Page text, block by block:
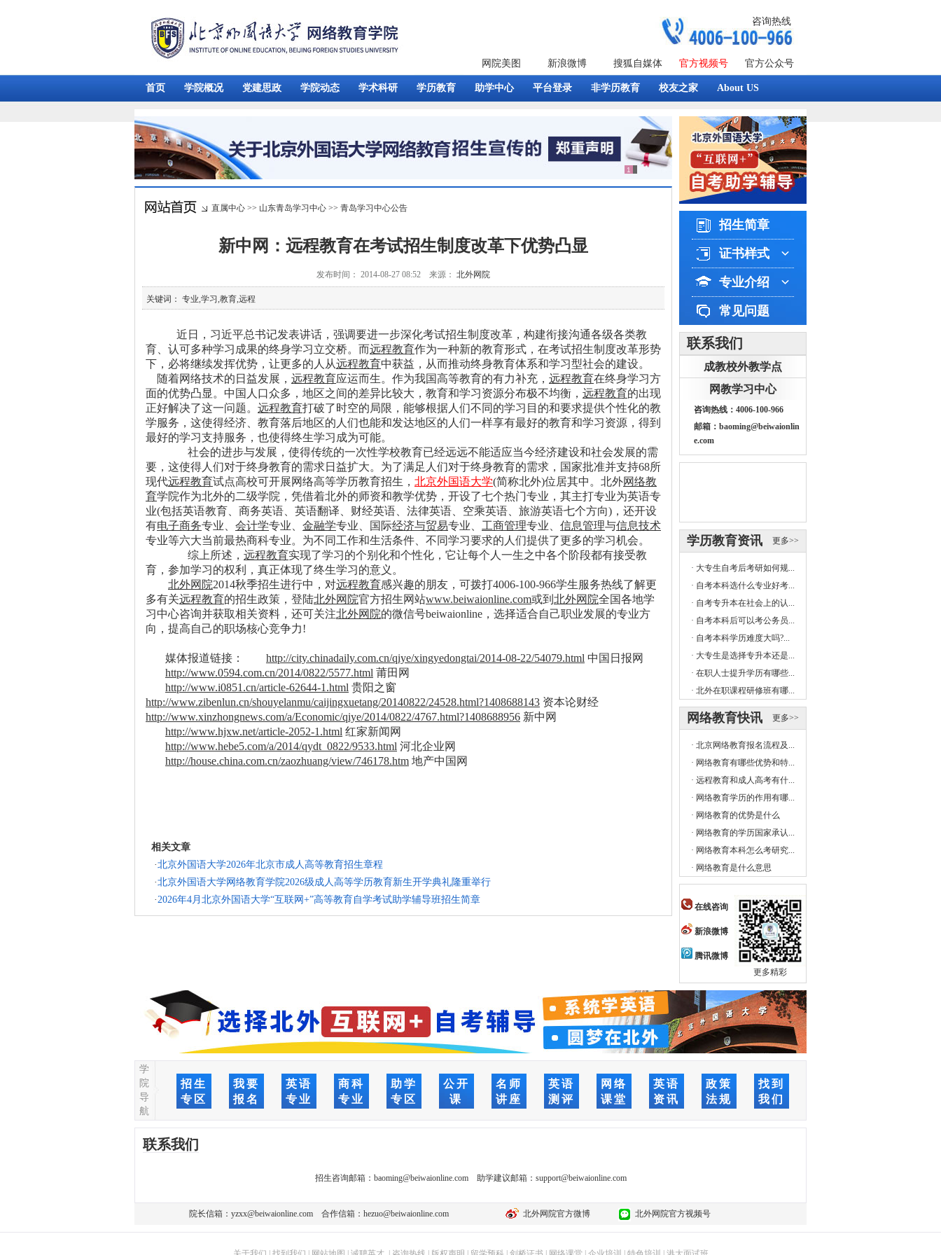
咨询热线
网院美图 新浪微博 搜狐自媒体 官方视频号 官方公众号
首页 学院概况 党建思政 学院动态 学术科研 学历教育 助学中心 平台登录 非学历教育 校友之家 About US
直属中心 >> 山东青岛学习中心 >> 青岛学习中心公告
新中网：远程教育在考试招生制度改革下优势凸显
发布时间： 2014-08-27 08:52 来源： 北外网院
关键词： 专业,学习,教育,远程
近日，习近平总书记发表讲话，强调要进一步深化考试招生制度改革，构建衔接沟通各级各类教
育、认可多种学习成果的终身学习立交桥。而远程教育作为一种新的教育形式，在考试招生制度改革形势
下，必将继续发挥优势，让更多的人从远程教育中获益，从而推动终身教育体系和学习型社会的建设。
随着网络技术的日益发展， 远程教育应运而生。作为我国高等教育的有力补充， 远程教育在终身学习方
面的优势凸显。中国人口众多，地区之间的差异比较大，教育和学习资源分布极不均衡， 远程教育的出现
正好解决了这一问题。 远程教育打破了时空的局限，能够根据人们不同的学习目的和要求提供个性化的教
学服务，这使得经济、教育落后地区的人们也能和发达地区的人们一样享有最好的教育和学习资源，得到
最好的学习支持服务，也使得终生学习成为可能。
社会的进步与发展，使得传统的一次性学校教育已经远远不能适应当今经济建设和社会发展的需
要，这使得人们对于终身教育的需求日益扩大。为了满足人们对于终身教育的需求，国家批准并支持68所
现代远程教育试点高校可开展网络高等学历教育招生， 北京外国语大学(简称北外)位居其中。北外网络教
育学院作为北外的二级学院，凭借着北外的师资和教学优势，开设了七个热门专业，其主打专业为英语专
业(包括英语教育、商务英语、英语翻译、财经英语、法律英语、空乘英语、旅游英语七个方向) ，还开设
有电子商务专业、 会计学专业、 金融学专业、国际经济与贸易专业、 工商管理专业、 信息管理与信息技术
专业等六大当前最热商科专业。为不同工作和生活条件、不同学习要求的人们提供了更多的学习机会。
综上所述， 远程教育实现了学习的个别化和个性化，它让每个人一生之中各个阶段都有接受教
育，参加学习的权利，真正体现了终生学习的意义。
北外网院2014秋季招生进行中，对远程教育感兴趣的朋友，可拨打4006-100-966学生服务热线了解更
多有关远程教育的招生政策，登陆北外网院官方招生网站www.beiwaionline.com或到 北外网院全国各地学
习中心咨询并获取相关资料，还可关注北外网院的微信号beiwaionline ，选择适合自己职业发展的专业方
向，提高自己的职场核心竞争力!
媒体报道链接： http://city.chinadaily.com.cn/qiye/xingyedongtai/2014-08-22/54079.html 中国日报网
http://www.0594.com.cn/2014/0822/5577.html 莆田网
http://www.i0851.cn/article-62644-1.html 贵阳之窗
http://www.zibenlun.cn/shouyelanmu/caijingxuetang/20140822/24528.html?1408688143 资本论财经
http://www.xinzhongnews.com/a/Economic/qiye/2014/0822/4767.html?1408688956 新中网
http://www.hjxw.net/article-2052-1.html 红家新闻网
http://www.hebe5.com/a/2014/qydt_0822/9533.html 河北企业网
http://house.china.com.cn/zaozhuang/view/746178.htm 地产中国网
相关文章
·北京外国语大学2026年北京市成人高等教育招生章程
·北京外国语大学网络教育学院2026级成人高等学历教育新生开学典礼隆重举行
·2026年4月北京外国语大学“互联网+”高等教育自学考试助学辅导班招生简章
招生简章
证书样式
专业介绍
常见问题
联系我们
成教校外教学点
网教学习中心
咨询热线：4006-100-966
邮箱：baoming@beiwaionlin
e.com
更多>>
学历教育资讯
· 大专生自考后考研如何规...
· 自考本科选什么专业好考...
· 自考专升本在社会上的认...
· 自考本科后可以考公务员...
· 自考本科学历难度大吗?...
· 大专生是选择专升本还是...
· 在职人士提升学历有哪些...
· 北外在职课程研修班有哪...
更多>>
网络教育快讯
· 北京网络教育报名流程及...
· 网络教育有哪些优势和特...
· 远程教育和成人高考有什...
· 网络教育学历的作用有哪...
· 网络教育的优势是什么
· 网络教育的学历国家承认...
· 网络教育本科怎么考研究...
· 网络教育是什么意思
在线咨询
新浪微博
腾讯微博
更多精彩
学
院
导
航
招生
专区
我要
报名
英语
专业
商科
专业
助学
专区
公开
课
名师
讲座
英语
测评
网络
课堂
英语
资讯
政策
法规
找到
我们
联系我们
招生咨询邮箱： baoming@beiwaionline.com助学建议邮箱： support@beiwaionline.com
院长信箱： yzxx@beiwaionline.com 合作信箱： hezuo@beiwaionline.com 北外网院官方微博 北外网院官方视频号